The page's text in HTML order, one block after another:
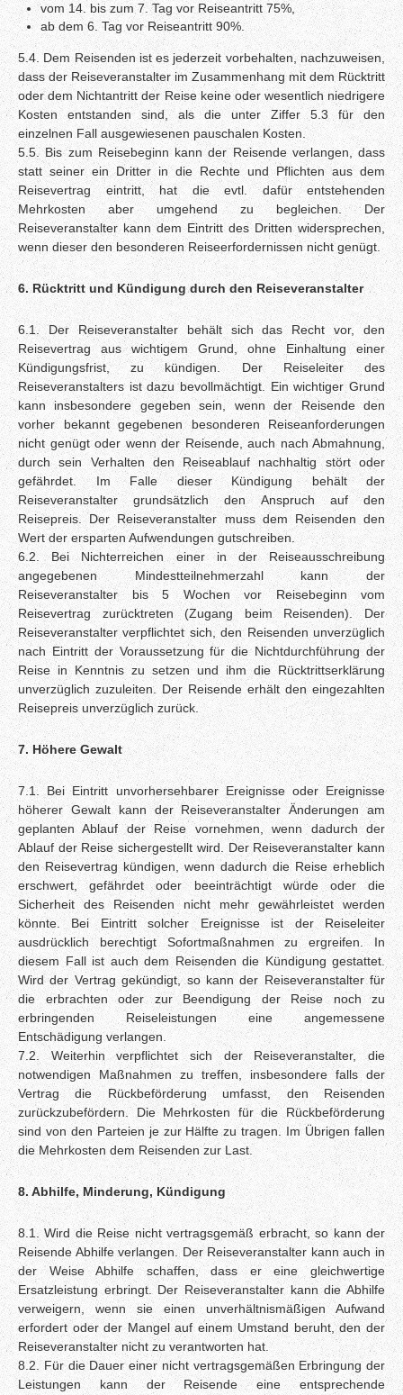
vom 14. bis zum 7. Tag vor Reiseantritt 75%,
ab dem 6. Tag vor Reiseantritt 90%.
5.4. Dem Reisenden ist es jederzeit vorbehalten, nachzuweisen,
dass der Reiseveranstalter im Zusammenhang mit dem Rücktritt
oder dem Nichtantritt der Reise keine oder wesentlich niedrigere
Kosten entstanden sind, als die unter Ziffer 5.3 für den
einzelnen Fall ausgewiesenen pauschalen Kosten.
5.5. Bis zum Reisebeginn kann der Reisende verlangen, dass
statt seiner ein Dritter in die Rechte und Pflichten aus dem
Reisevertrag eintritt, hat die evtl. dafür entstehenden
Mehrkosten aber umgehend zu begleichen. Der
Reiseveranstalter kann dem Eintritt des Dritten widersprechen,
wenn dieser den besonderen Reiseerfordernissen nicht genügt.
6. Rücktritt und Kündigung durch den Reiseveranstalter
6.1. Der Reiseveranstalter behält sich das Recht vor, den
Reisevertrag aus wichtigem Grund, ohne Einhaltung einer
Kündigungsfrist, zu kündigen. Der Reiseleiter des
Reiseveranstalters ist dazu bevollmächtigt. Ein wichtiger Grund
kann insbesondere gegeben sein, wenn der Reisende den
vorher bekannt gegebenen besonderen Reiseanforderungen
nicht genügt oder wenn der Reisende, auch nach Abmahnung,
durch sein Verhalten den Reiseablauf nachhaltig stört oder
gefährdet. Im Falle dieser Kündigung behält der
Reiseveranstalter grundsätzlich den Anspruch auf den
Reisepreis. Der Reiseveranstalter muss dem Reisenden den
Wert der ersparten Aufwendungen gutschreiben.
6.2. Bei Nichterreichen einer in der Reiseausschreibung
angegebenen Mindestteilnehmerzahl kann der
Reiseveranstalter bis 5 Wochen vor Reisebeginn vom
Reisevertrag zurücktreten (Zugang beim Reisenden). Der
Reiseveranstalter verpflichtet sich, den Reisenden unverzüglich
nach Eintritt der Voraussetzung für die Nichtdurchführung der
Reise in Kenntnis zu setzen und ihm die Rücktrittserklärung
unverzüglich zuzuleiten. Der Reisende erhält den eingezahlten
Reisepreis unverzüglich zurück.
7. Höhere Gewalt
7.1. Bei Eintritt unvorhersehbarer Ereignisse oder Ereignisse
höherer Gewalt kann der Reiseveranstalter Änderungen am
geplanten Ablauf der Reise vornehmen, wenn dadurch der
Ablauf der Reise sichergestellt wird. Der Reiseveranstalter kann
den Reisevertrag kündigen, wenn dadurch die Reise erheblich
erschwert, gefährdet oder beeinträchtigt würde oder die
Sicherheit des Reisenden nicht mehr gewährleistet werden
könnte. Bei Eintritt solcher Ereignisse ist der Reiseleiter
ausdrücklich berechtigt Sofortmaßnahmen zu ergreifen. In
diesem Fall ist auch dem Reisenden die Kündigung gestattet.
Wird der Vertrag gekündigt, so kann der Reiseveranstalter für
die erbrachten oder zur Beendigung der Reise noch zu
erbringenden Reiseleistungen eine angemessene
Entschädigung verlangen.
7.2. Weiterhin verpflichtet sich der Reiseveranstalter, die
notwendigen Maßnahmen zu treffen, insbesondere falls der
Vertrag die Rückbeförderung umfasst, den Reisenden
zurückzubefördern. Die Mehrkosten für die Rückbeförderung
sind von den Parteien je zur Hälfte zu tragen. Im Übrigen fallen
die Mehrkosten dem Reisenden zur Last.
8. Abhilfe, Minderung, Kündigung
8.1. Wird die Reise nicht vertragsgemäß erbracht, so kann der
Reisende Abhilfe verlangen. Der Reiseveranstalter kann auch in
der Weise Abhilfe schaffen, dass er eine gleichwertige
Ersatzleistung erbringt. Der Reiseveranstalter kann die Abhilfe
verweigern, wenn sie einen unverhältnismäßigen Aufwand
erfordert oder der Mangel auf einem Umstand beruht, den der
Reiseveranstalter nicht zu verantworten hat.
8.2. Für die Dauer einer nicht vertragsgemäßen Erbringung der
Leistungen kann der Reisende eine entsprechende